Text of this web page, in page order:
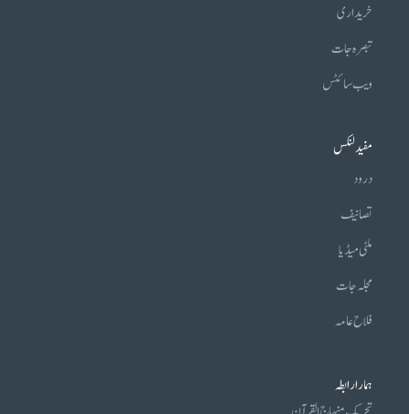
خریداری
تبصرہ جات
ویب سائٹس
مفید لنکس
درود
تصانیف
ملٹی میڈیا
مجلہ جات
فلاح عامہ
ہمارا رابطہ